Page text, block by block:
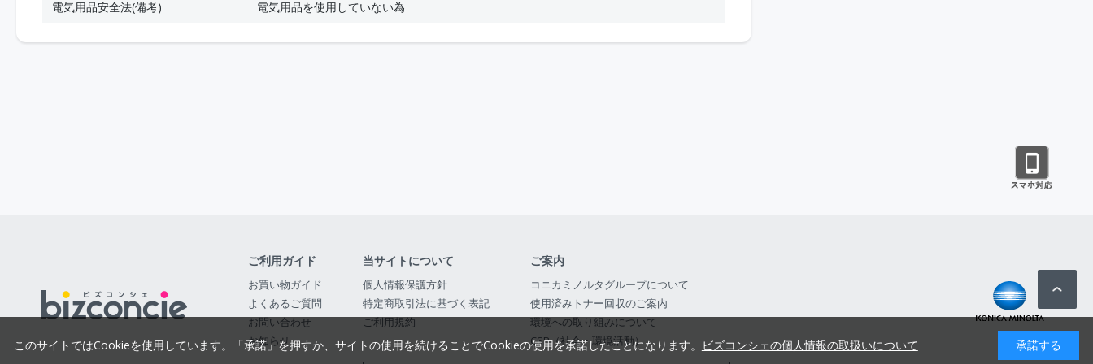
電気用品安全法(備考) 電気用品を使用していない為
ご利用ガイド
お買い物ガイド
よくあるご質問
お問い合わせ
お知らせ
当サイトについて
個人情報保護方針
特定商取引法に基づく表記
ご利用規約
ご案内
コニカミノルタグループについて
使用済みトナー回収のご案内
環境への取り組みについて
CSR（社会・環境活動）
このサイトではCookieを使用しています。「承諾」を押すか、サイトの使用を続けることでCookieの使用を承諾したことになります。 ビズコンシェの個人情報の取扱いについて 承諾する